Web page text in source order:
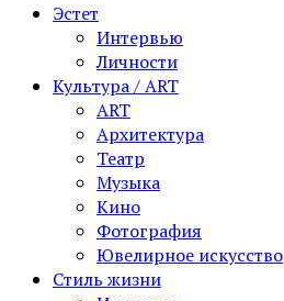
Эстет
Интервью
Личности
Культура / ART
ART
Архитектура
Театр
Музыка
Кино
Фотография
Ювелирное искусство
Стиль жизни